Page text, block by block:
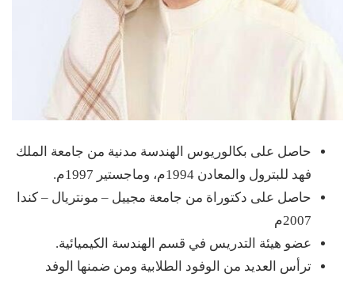
حاصل على بكالوريوس الهندسة مدنية من جامعة الملك
فهد للبترول والمعادن 1994م، وماجستير 1997م.
حاصل على دكتوراة من جامعة مجييل – مونتريال – كندا
2007م
عضو هيئة التدريس في قسم الهندسة الكيميائية.
ترأس العديد من الوفود الطلابية ومن ضمنها الوفد